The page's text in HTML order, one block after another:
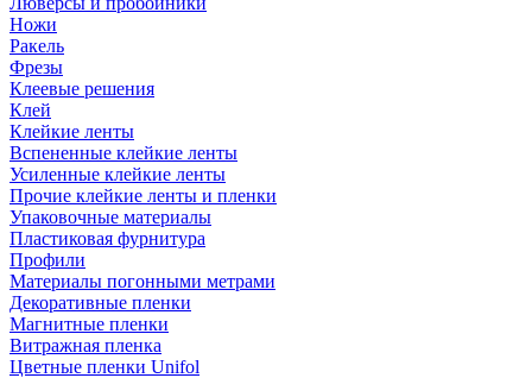
Ножи
Ракель
Фрезы
Клеевые решения
Клей
Клейкие ленты
Вспененные клейкие ленты
Усиленные клейкие ленты
Прочие клейкие ленты и пленки
Упаковочные материалы
Пластиковая фурнитура
Профили
Материалы погонными метрами
Декоративные пленки
Магнитные пленки
Витражная пленка
Цветные пленки Unifol